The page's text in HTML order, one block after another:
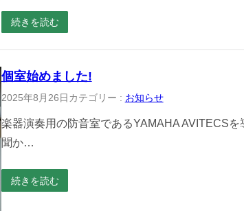
続きを読む
個室始めました!
2025年8月26日 カテゴリー : お知らせ
楽器演奏用の防音室であるYAMAHA AVITECS
聞か…
続きを読む